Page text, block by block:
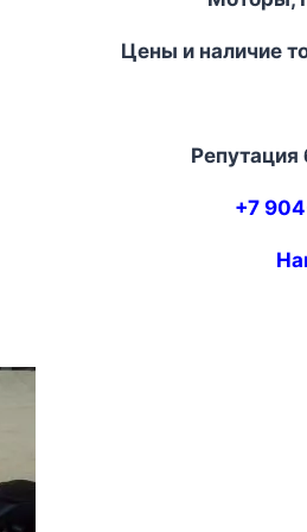
Цены и наличие
Репутация
+7